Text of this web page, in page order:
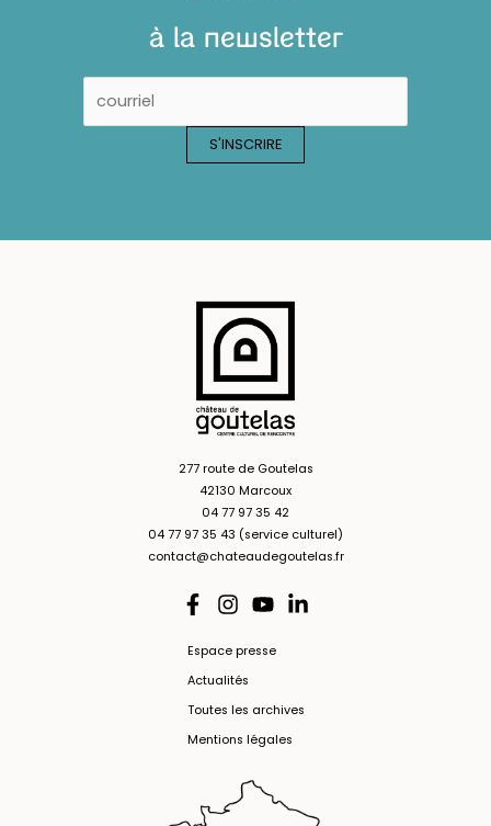
à la newsletter
277 route de Goutelas
42130 Marcoux
04 77 97 35 42
04 77 97 35 43 (service culturel)
contact@chateaudegoutelas.fr
Espace presse
Actualités
Toutes les archives
Mentions légales